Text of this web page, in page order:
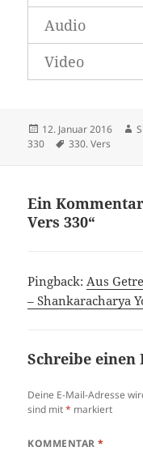
Audio
Video
Veröffentlicht
am
12. Januar 2016
330
Schlagwörter
330. Vers
Ein
Vers 330“
Pingback: Aus
– Shankaracharya
Schreibe
Deine E-Mail-Adresse
sind mit* markiert
KOMMENTAR*